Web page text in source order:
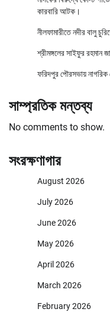
কারবারি আটক।
নীলফামারীতে নদীর বালু
শ্রীমঙ্গলের সাইফুর রহমান
ফরিদপুর পৌরসভায়
সাম্প্রতিক মন্তব্য
No comments to show.
সংরক্ষণাগার
August 2026
July 2026
June 2026
May 2026
April 2026
March 2026
February 2026